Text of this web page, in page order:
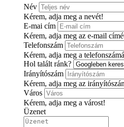
Név
Kérem, adja meg a nevét!
E-mai cím
Kérem, adja meg az e-mail
Telefonszám
Kérem, adja meg a
Hol talált ránk?
Irányítószám
Kérem, adja meg az
Város
Kérem, adja meg a várost!
Üzenet